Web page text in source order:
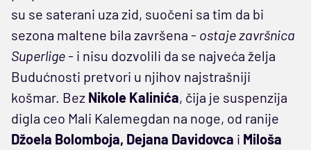
su se saterani uza zid, suočeni sa tim da bi
sezona maltene bila završena - ostaje završnica
Superlige- i nisu dozvolili da se najveća želja
Budućnosti pretvori u njihov najstrašniji
košmar. Bez Nikole Kalinića, čija je suspenzija
digla ceo Mali Kalemegdan na noge, od ranije
Džoela Bolomboja, Dejana Davidovca i Miloša